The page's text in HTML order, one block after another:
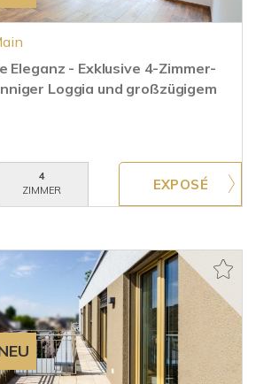
Eleganz - Exklusive 4-Zimmer-
Loggia und großzügigem
4
ZIMMER